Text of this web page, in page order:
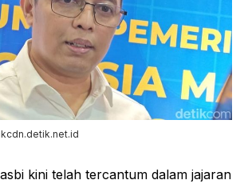
kini telah tercantum dalam jajaran